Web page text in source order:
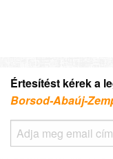
Értesítést kérek a
Borsod-Abaúj-